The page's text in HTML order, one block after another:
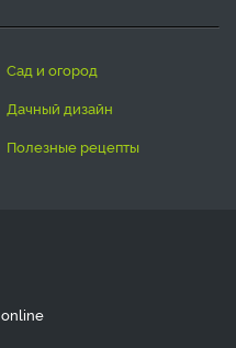
сад и огород
дачный дизайн
полезные рецепты
online